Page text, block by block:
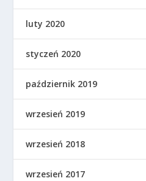
luty 2020
styczeń 2020
październik 2019
wrzesień 2019
wrzesień 2018
wrzesień 2017